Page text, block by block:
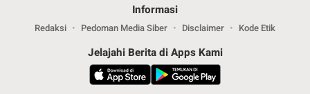
Informasi
Redaksi Pedoman Media Siber Disclaimer Kode Etik
Jelajahi Berita di Apps Kami